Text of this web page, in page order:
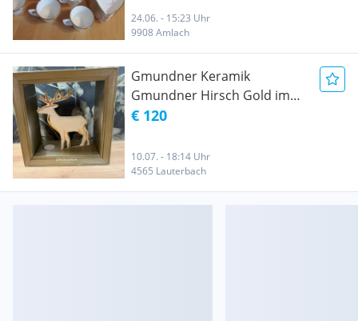
24.06. - 15:23 Uhr
9908 Amlach
Gmundner Keramik
Gmundner Hirsch Gold im
Geschenkkarton Rarität
€ 120
10.07. - 18:14 Uhr
4565 Lauterbach